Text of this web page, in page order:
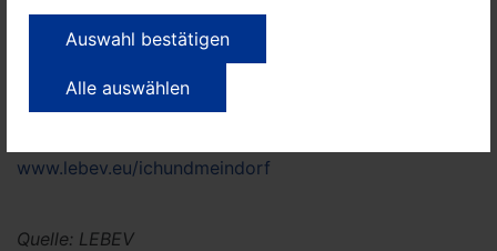
Auswahl bestätigen
Alle auswählen
Die Veranstaltungen richten sich nach den aktuell
geltenden, behördlichen Corona-Vorgaben.
www.lebev.eu/ichundmeindorf
Quelle: LEBEV